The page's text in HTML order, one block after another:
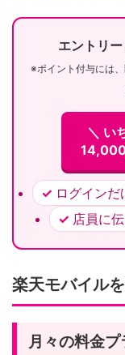
エントリ
※ポイント付与には
＼ い
ログインだ
店員に
楽天モバイル
月々の料金プ